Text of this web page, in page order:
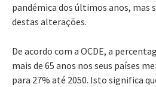
pandémica dos últimos anos, mas
destas alterações.
De acordo com a OCDE, a
mais de 65 anos nos seus países
para 27% até 2050. Isto significa